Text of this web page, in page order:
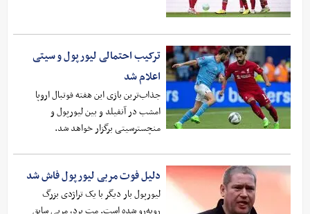
ترکیب احتمالی لیورپول و سیتی
اعلام شد
جذاب‌ترین بازی این هفته فوتبال اروپا
امشب در آنفیلد و بین لیورپول و
منچسترسیتی برگزار خواهد شد.
دلیل فوت مربی لیورپول فاش شد
لیورپول بار دیگر با یک تراژدی بزرگ